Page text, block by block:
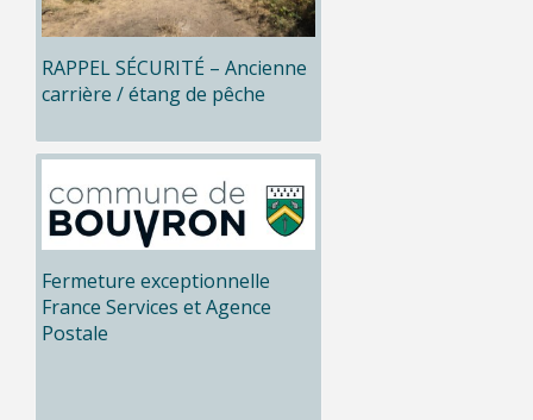
RAPPEL SÉCURITÉ – Ancienne
carrière / étang de pêche
Fermeture exceptionnelle
France Services et Agence
Postale